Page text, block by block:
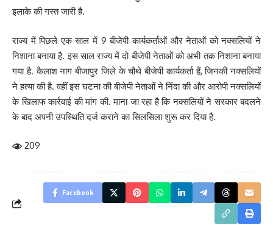
इलाके की गस्त जारी है.
राज्य में पिछले एक साल में 9 बीजेपी कार्यकर्ताओं और नेताओं को नक्सलियों ने
निशाना बनाया है. इस साल राज्य में दो बीजेपी नेताओं को अभी तक निशाना बनाया
गया है. कैलाश नाग बीजापुर जिले के चौथे बीजेपी कार्यकर्ता हैं, जिनकी नक्सलियों
ने हत्या की है. वहीं इस घटना की बीजेपी नेताओं ने निंदा की और आरोपी नक्सलियों
के खिलाफ कार्रवाई की मांग की. माना जा रहा है कि नक्सलियों ने सरकार बदलने
के बाद अपनी उपस्थिति दर्ज कराने का सिलसिला शुरू कर दिया है.
209
Facebook